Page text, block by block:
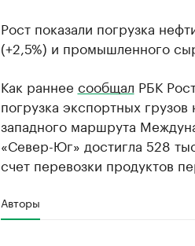
Рост показали погрузка
(+2,5%) и промышленного
Как раннее сообщал РБК
погрузка экспортных
западного маршрута
«Север-Юг» достигла 528
счет перевозки продуктов
Авторы